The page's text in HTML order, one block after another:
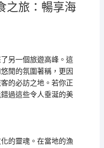
之旅：暢享海
另一個旅遊高峰。這
閒的氛圍著稱，更因
的必訪之地。若你正
過這些令人垂涎的美
的靈魂。在當地的漁